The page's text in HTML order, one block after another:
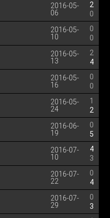
2016-05-
06
2
0
2016-05-
10
0
0
2016-05-
13
2
4
2016-05-
16
0
0
2016-05-
24
1
2
2016-06-
19
0
5
2016-07-
10
4
3
2016-07-
22
0
4
2016-07-
29
0
3